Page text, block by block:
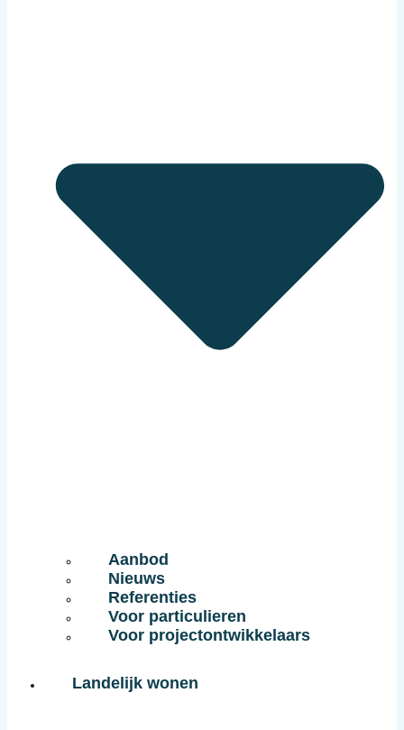
Aanbod
Nieuws
Referenties
Voor particulieren
Voor projectontwikkelaars
Landelijk wonen